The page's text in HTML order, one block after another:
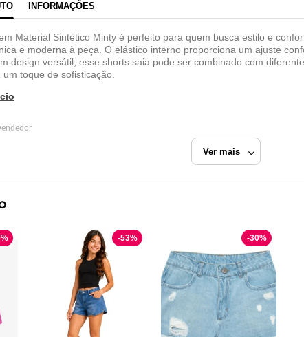
Rovitex
Razão Social
ROVITEX INDUSTRIA E COMERCIO
INFORMAÇÕES
Ver mais
Material Sintético Minty é perfeito para quem busca estilo e
e moderna à peça. O elástico interno proporciona um ajuste
design versátil, esse shorts saia pode ser combinado com
toque de sofisticação.
% -53% -30%